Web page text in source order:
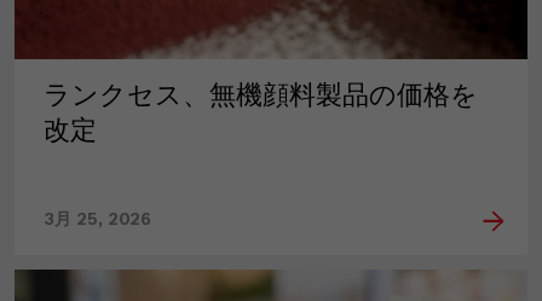
ランクセス、無機顔料製品の価格を
改定
3月 25, 2026